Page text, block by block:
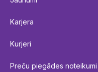
Karjera
Kurjeri
Preču piegādes noteikumi